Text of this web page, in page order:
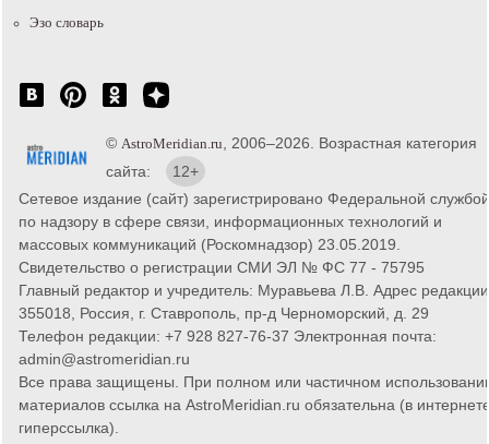
Эзо словарь
© AstroMeridian.ru, 2006–2026. Возрастная категория
сайта:
12+
Сетевое издание (сайт) зарегистрировано Федеральной службой
по надзору в сфере связи, информационных технологий и
массовых коммуникаций (Роскомнадзор) 23.05.2019.
Свидетельство о регистрации СМИ ЭЛ № ФС 77 - 75795
Главный редактор и учредитель: Муравьева Л.В. Адрес
355018, Россия, г. Ставрополь, пр-д Черноморский, д. 29
Телефон редакции: +7 928 827-76-37 Электронная почта:
admin@astromeridian.ru
Все права защищены. При полном или частичном
материалов ссылка на AstroMeridian.ru обязательна (в
гиперссылка).